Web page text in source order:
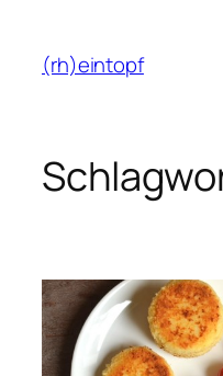
Inhalt
springen
(rh)eintopf